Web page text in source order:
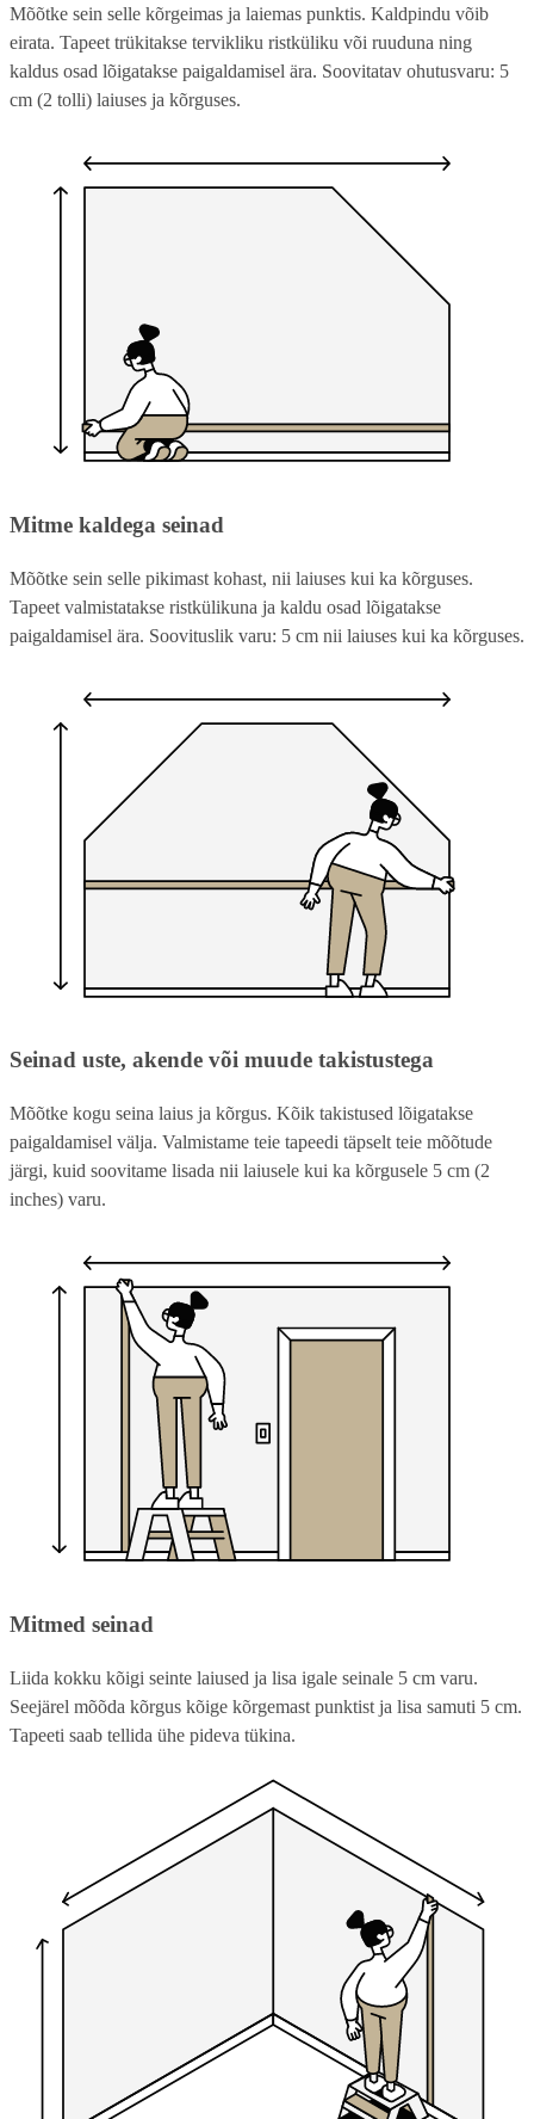
Mõõtke sein selle kõrgeimas ja laiemas punktis. Kaldpindu võib
eirata. Tapeet trükitakse tervikliku ristküliku või ruuduna ning
kaldus osad lõigatakse paigaldamisel ära. Soovitatav ohutusvaru: 5
cm (2 tolli) laiuses ja kõrguses.
Mitme kaldega seinad
Mõõtke sein selle pikimast kohast, nii laiuses kui ka kõrguses.
Tapeet valmistatakse ristkülikuna ja kaldu osad lõigatakse
paigaldamisel ära. Soovituslik varu: 5 cm nii laiuses kui ka kõrguses.
Seinad uste, akende või muude takistustega
Mõõtke kogu seina laius ja kõrgus. Kõik takistused lõigatakse
paigaldamisel välja. Valmistame teie tapeedi täpselt teie mõõtude
järgi, kuid soovitame lisada nii laiusele kui ka kõrgusele 5 cm (2
inches) varu.
Mitmed seinad
Liida kokku kõigi seinte laiused ja lisa igale seinale 5 cm varu.
Seejärel mõõda kõrgus kõige kõrgemast punktist ja lisa samuti 5 cm.
Tapeeti saab tellida ühe pideva tükina.